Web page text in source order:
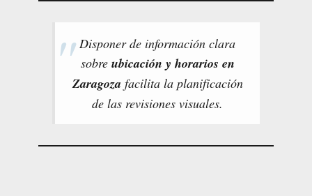
Disponer de información clara
sobre ubicación y horarios en
Zaragoza facilita la planificación
de las revisiones visuales.